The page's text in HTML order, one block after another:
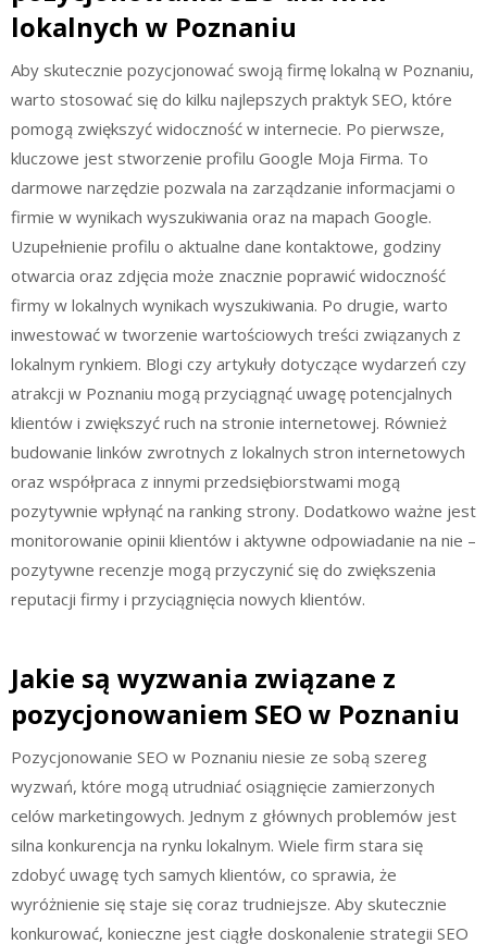
lokalnych w Poznaniu
Aby skutecznie pozycjonować swoją firmę lokalną w Poznaniu,
warto stosować się do kilku najlepszych praktyk SEO, które
pomogą zwiększyć widoczność w internecie. Po pierwsze,
kluczowe jest stworzenie profilu Google Moja Firma. To
darmowe narzędzie pozwala na zarządzanie informacjami o
firmie w wynikach wyszukiwania oraz na mapach Google.
Uzupełnienie profilu o aktualne dane kontaktowe, godziny
otwarcia oraz zdjęcia może znacznie poprawić widoczność
firmy w lokalnych wynikach wyszukiwania. Po drugie, warto
inwestować w tworzenie wartościowych treści związanych z
lokalnym rynkiem. Blogi czy artykuły dotyczące wydarzeń czy
atrakcji w Poznaniu mogą przyciągnąć uwagę potencjalnych
klientów i zwiększyć ruch na stronie internetowej. Również
budowanie linków zwrotnych z lokalnych stron internetowych
oraz współpraca z innymi przedsiębiorstwami mogą
pozytywnie wpłynąć na ranking strony. Dodatkowo ważne jest
monitorowanie opinii klientów i aktywne odpowiadanie na nie –
pozytywne recenzje mogą przyczynić się do zwiększenia
reputacji firmy i przyciągnięcia nowych klientów.
Jakie są wyzwania związane z
pozycjonowaniem SEO w Poznaniu
Pozycjonowanie SEO w Poznaniu niesie ze sobą szereg
wyzwań, które mogą utrudniać osiągnięcie zamierzonych
celów marketingowych. Jednym z głównych problemów jest
silna konkurencja na rynku lokalnym. Wiele firm stara się
zdobyć uwagę tych samych klientów, co sprawia, że
wyróżnienie się staje się coraz trudniejsze. Aby skutecznie
konkurować, konieczne jest ciągłe doskonalenie strategii SEO